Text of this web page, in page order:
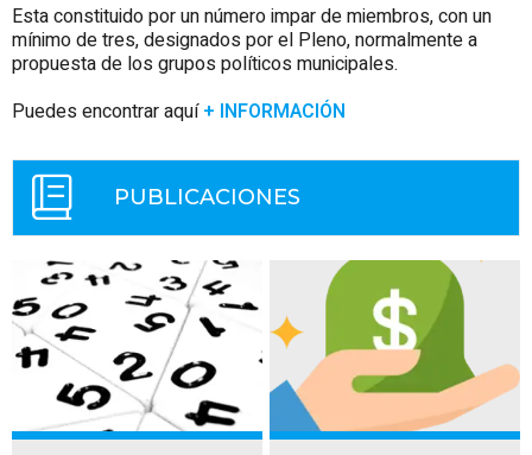
Esta constituido por un número impar de miembros, con un
mínimo de tres, designados por el Pleno, normalmente a
propuesta de los grupos políticos municipales.
Puedes encontrar aquí+ INFORMACIÓN
PUBLICACIONES